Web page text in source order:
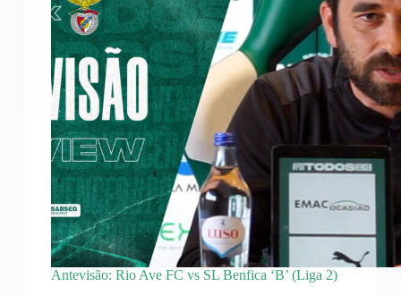
Antevisão: Rio Ave FC vs SL Benfica ‘B’ (Liga 2)